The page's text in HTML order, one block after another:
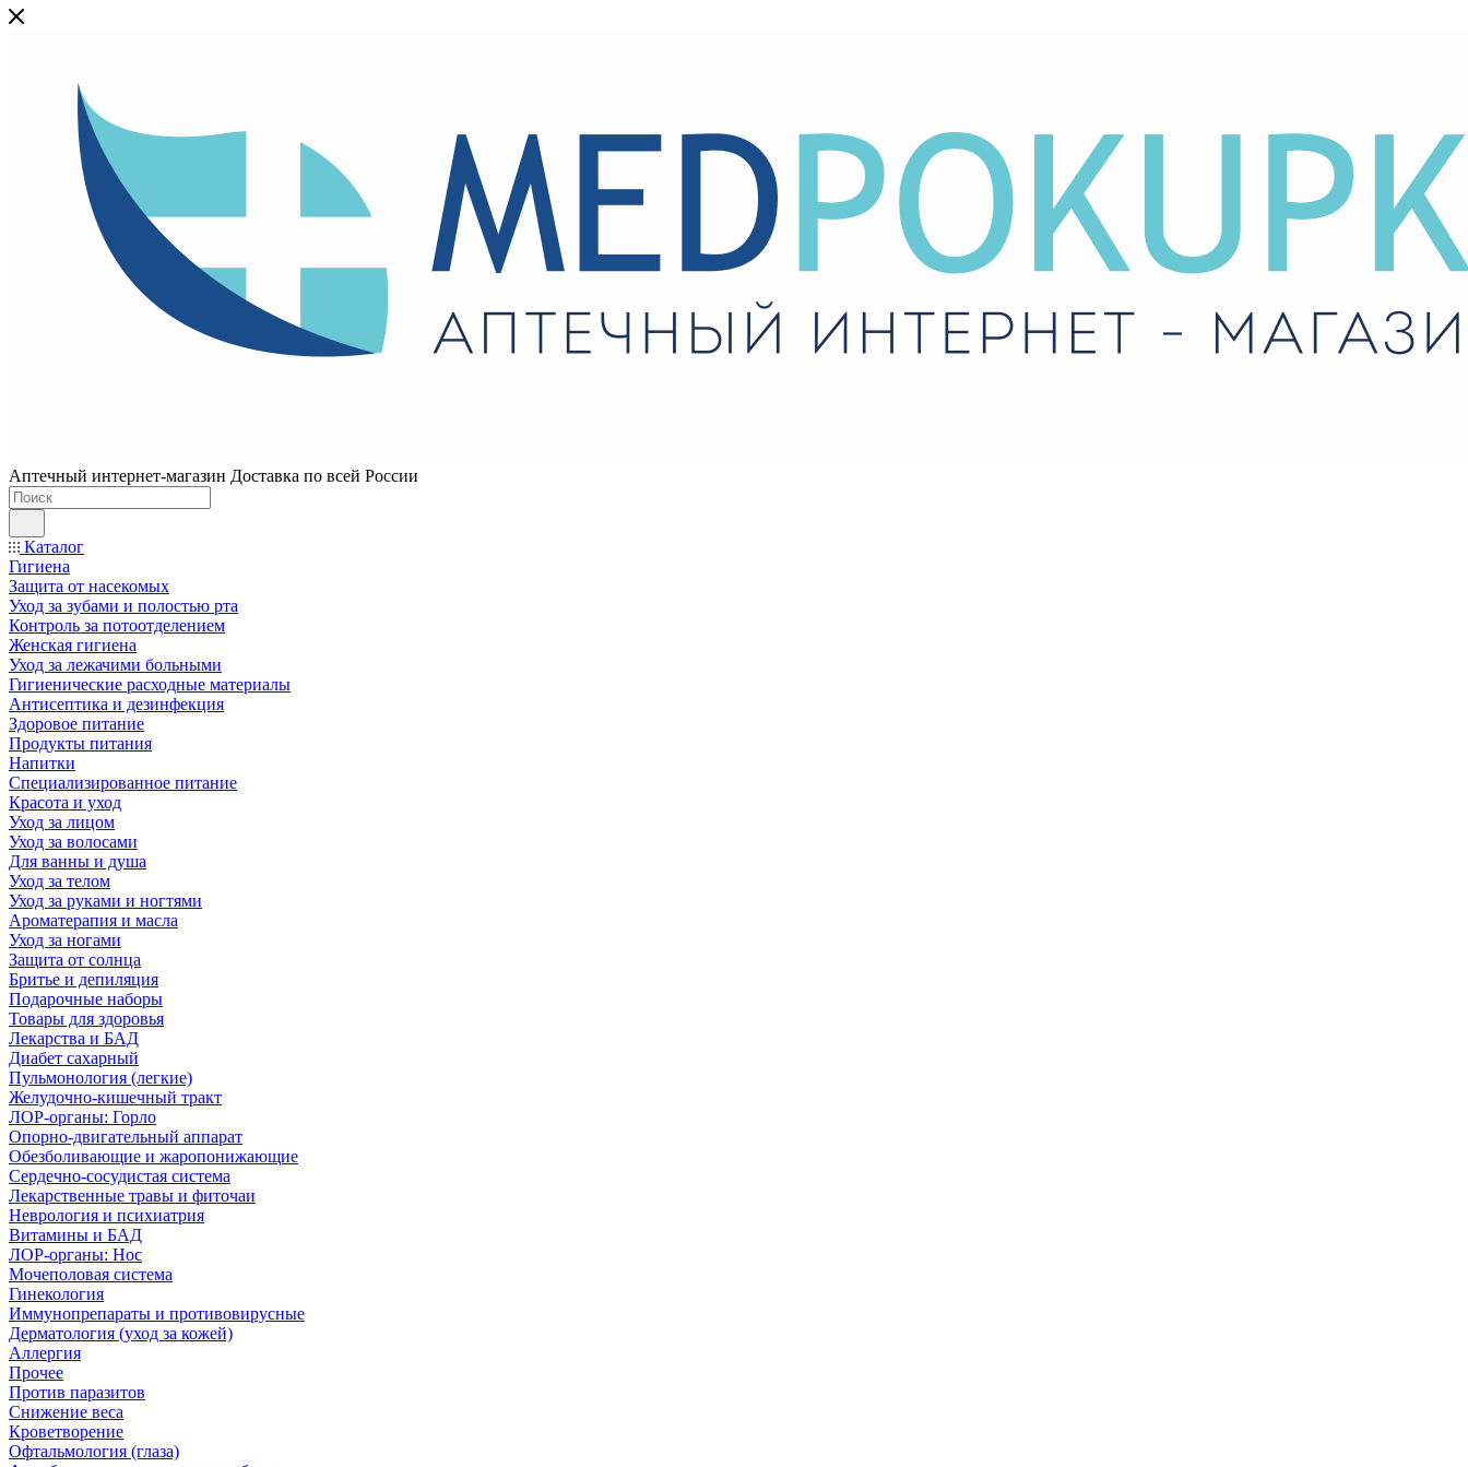
Аптечный интернет-магазин Доставка по всей России
Каталог
Гигиена
Защита от насекомых
Уход за зубами и полостью рта
Контроль за потоотделением
Женская гигиена
Уход за лежачими больными
Гигиенические расходные материалы
Антисептика и дезинфекция
Здоровое питание
Продукты питания
Напитки
Специализированное питание
Красота и уход
Уход за лицом
Уход за волосами
Для ванны и душа
Уход за телом
Уход за руками и ногтями
Ароматерапия и масла
Уход за ногами
Защита от солнца
Бритье и депиляция
Подарочные наборы
Товары для здоровья
Лекарства и БАД
Диабет сахарный
Пульмонология (легкие)
Желудочно-кишечный тракт
ЛОР-органы: Горло
Опорно-двигательный аппарат
Обезболивающие и жаропонижающие
Сердечно-сосудистая система
Лекарственные травы и фиточаи
Неврология и психиатрия
Витамины и БАД
ЛОР-органы: Нос
Мочеполовая система
Гинекология
Иммунопрепараты и противовирусные
Дерматология (уход за кожей)
Аллергия
Прочее
Против паразитов
Снижение веса
Кроветворение
Офтальмология (глаза)